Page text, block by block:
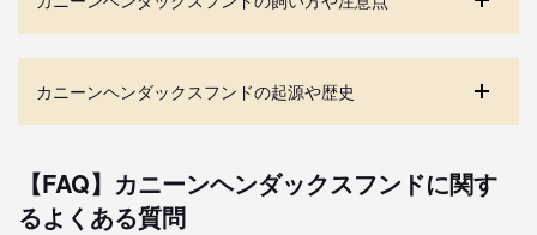
カニーンヘンダックスフンドの起源や歴史
【FAQ】カニーンヘンダックスフンドに関す
るよくある質問